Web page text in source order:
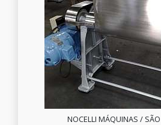
NOCELLI MÁQUINAS /